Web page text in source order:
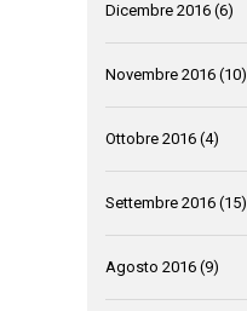
Dicembre 2016 (6)
Novembre 2016 (10)
Ottobre 2016 (4)
Settembre 2016 (15)
Agosto 2016 (9)